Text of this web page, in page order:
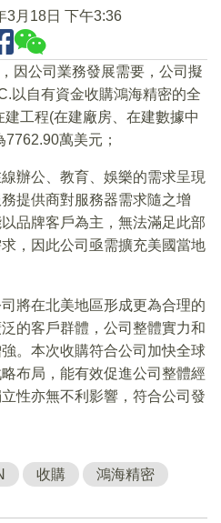
3月18日 下午3:36
因公司業務發展需要，公司擬
以自有資金收購鴻海精密的全
工程(在建廠房、在建數據中
萬美元；
辦公、教育、娛樂的需求呈現
提供商對服務器需求隨之增
品牌客戶為主，無法滿足此部
，因此公司亟需擴充美國當地
將在北美地區形成更為合理的
的客戶群體，公司整體實力和
。本次收購符合公司加快全球
布局，能有效促進公司整體經
性亦無不利影響，符合公司發
收購 鴻海精密